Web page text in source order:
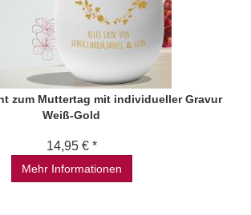
zum Muttertag mit individueller Gravur
Weiß-Gold
14,95 € *
Mehr Informationen